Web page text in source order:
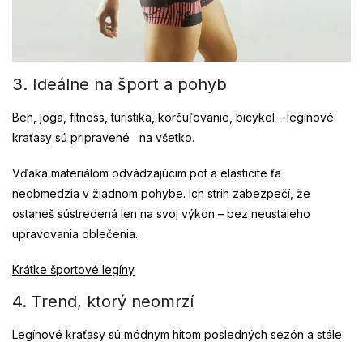
3. Ideálne na šport a pohyb
Beh, joga, fitness, turistika, korčuľovanie, bicykel – legínové
kraťasy sú pripravené na všetko.
Vďaka materiálom odvádzajúcim pot a elasticite ťa
neobmedzia v žiadnom pohybe. Ich strih zabezpečí, že
ostaneš sústredená len na svoj výkon – bez neustáleho
upravovania oblečenia.
Krátke športové legíny
4. Trend, ktorý neomrzí
Legínové kraťasy sú módnym hitom posledných sezón a stále